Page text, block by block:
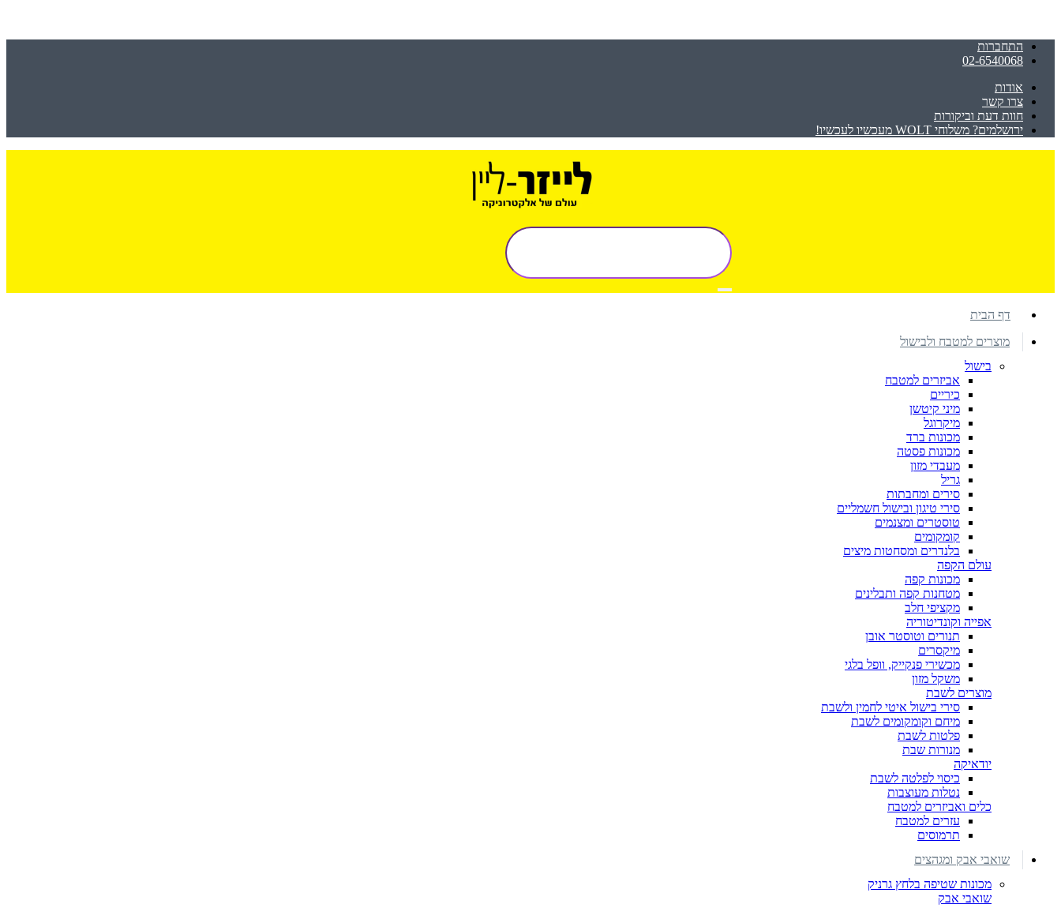
התחברות
02-6540068
אודות
צרו קשר
חוות דעת וביקורות
ירושלמים? משלוחי WOLT מעכשיו לעכשיו!
דף הבית
מוצרים למטבח ולבישול
בישול
אביזרים למטבח
כיריים
מיני קיטשן
מיקרוגל
מכונות ברד
מכונות פסטה
מעבדי מזון
גריל
סירים ומחבתות
סירי טיגון ובישול חשמליים
טוסטרים ומצנמים
קומקומים
בלנדרים ומסחטות מיצים
עולם הקפה
מכונות קפה
מטחנות קפה ותבלינים
מקציפי חלב
אפייה וקונדיטוריה
תנורים וטוסטר אובן
מיקסרים
מכשירי פנקייק, וופל בלגי
משקל מזון
מוצרים לשבת
סירי בישול איטי לחמין ולשבת
מיחם וקומקומים לשבת
פלטות לשבת
מנורות שבת
יודאיקה
כיסוי לפלטה לשבת
נטלות מעוצבות
כלים ואביזרים למטבח
עזרים למטבח
תרמוסים
שואבי אבק ומגהצים
מכונות שטיפה בלחץ גרניק
שואבי אבק